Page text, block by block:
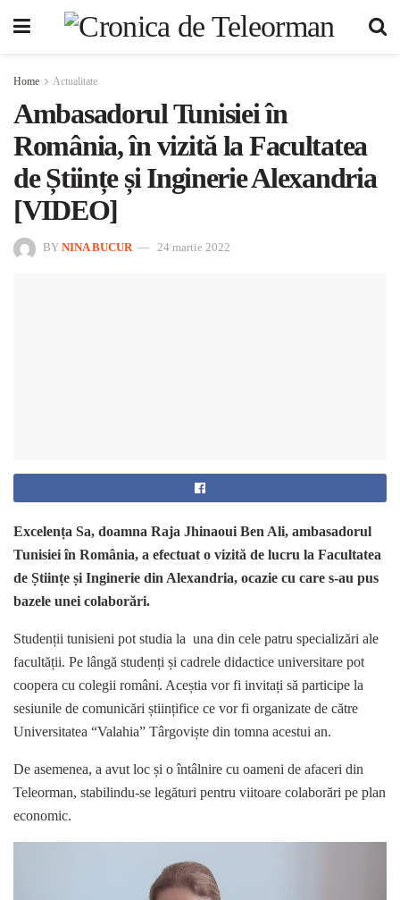
Home Actualitate
Ambasadorul Tunisiei în
România, în vizită la Facultatea
de Științe și Inginerie Alexandria
[VIDEO]
BY NINA BUCUR 24 martie 2022
Excelența Sa, doamna Raja Jhinaoui Ben Ali, ambasadorul
Tunisiei în România, a efectuat o vizită de lucru la Facultatea
de Științe și Inginerie din Alexandria, ocazie cu care s-au pus
bazele unei colaborări.
Studenții tunisieni pot studia la una din cele patru specializări ale
facultății. Pe lângă studenți și cadrele didactice universitare pot
coopera cu colegii români. Aceștia vor fi invitați să participe la
sesiunile de comunicări științifice ce vor fi organizate de către
Universitatea “Valahia” Târgoviște din tomna acestui an.
De asemenea, a avut loc și o întâlnire cu oameni de afaceri din
Teleorman, stabilindu-se legături pentru viitoare colaborări pe plan
economic.